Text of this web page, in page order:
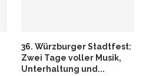
36. Würzburger Stadtfest:
Zwei Tage voller Musik,
Unterhaltung und...